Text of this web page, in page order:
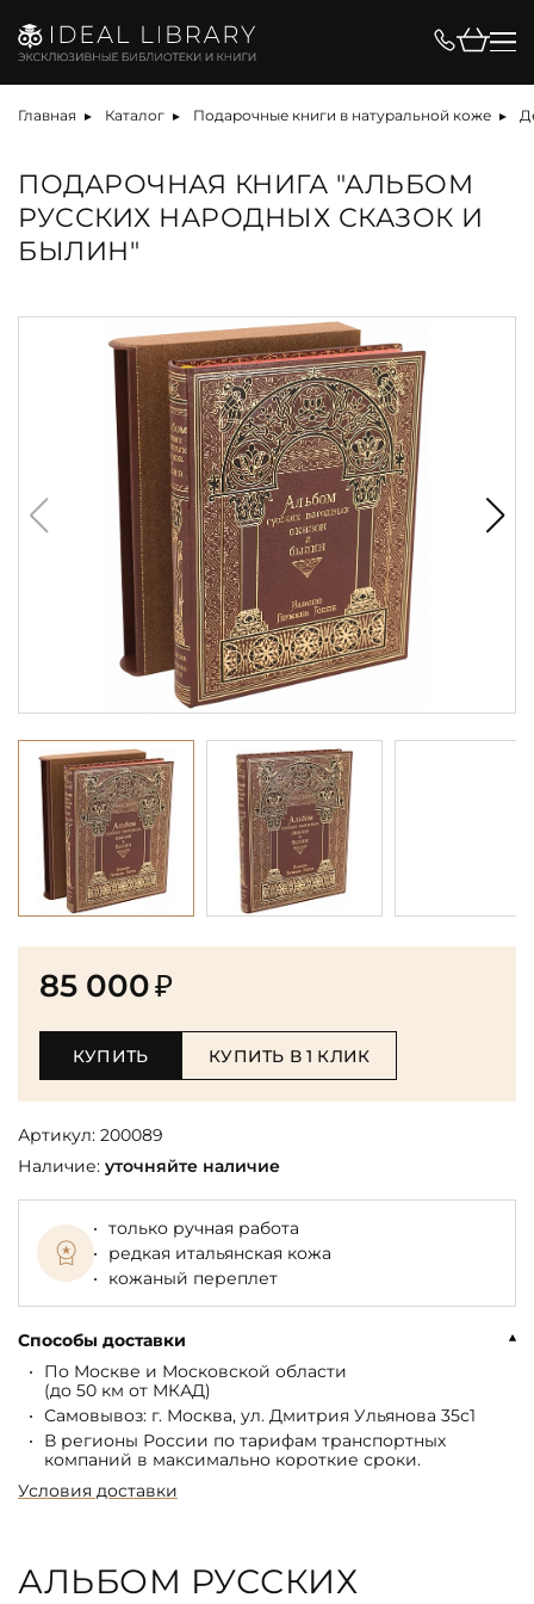
Главная Каталог Подарочные книги в натуральной коже
ПОДАРОЧНАЯ КНИГА "АЛЬБОМ
РУССКИХ НАРОДНЫХ СКАЗОК И
БЫЛИН"
85 000₽
КУПИТЬ КУПИТЬ В 1 КЛИК
Артикул: 200089
Наличие: уточняйте наличие
только ручная работа
редкая итальянская кожа
кожаный переплет
Способы доставки
По Москве и Московской области
(до 50 км от МКАД)
Самовывоз: г. Москва, ул. Дмитрия Ульянова 35с1
В регионы России по тарифам транспортных
компаний в максимально короткие сроки.
Условия доставки
АЛЬБОМ РУССКИХ